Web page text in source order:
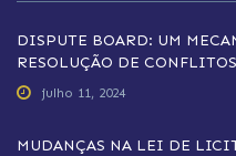
DISPUTE BOARD: UM
RESOLUÇÃO DE
julho 11, 2024
MUDANÇAS NA LEI DE